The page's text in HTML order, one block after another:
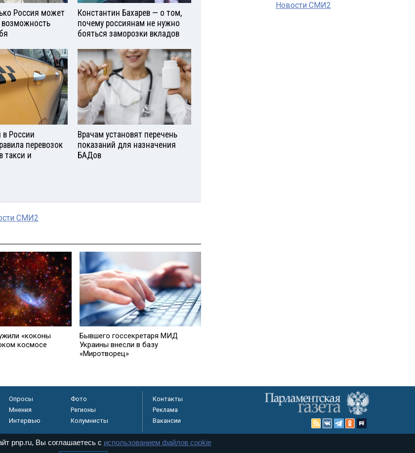
Россия может
Константин Бахарев — о том,
почему россиянам не нужно
бояться заморозки вкладов
в России
перевозок
такси и
Врачам установят перечень
показаний для назначения
БАДов
СМИ2
«коконы
космосе
Бывшего госсекретаря МИД
Украины внесли в базу
«Миротворец»
Новости СМИ2
Опросы
Фото
Мнения
Регионы
Интервью Колумнисты
Контакты
Реклама
Вакансии
pnp.ru, Вы соглашаетесь с использованием файлов cookie